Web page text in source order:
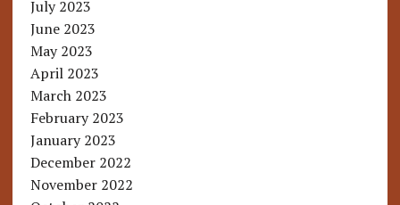
July 2023
June 2023
May 2023
April 2023
March 2023
February 2023
January 2023
December 2022
November 2022